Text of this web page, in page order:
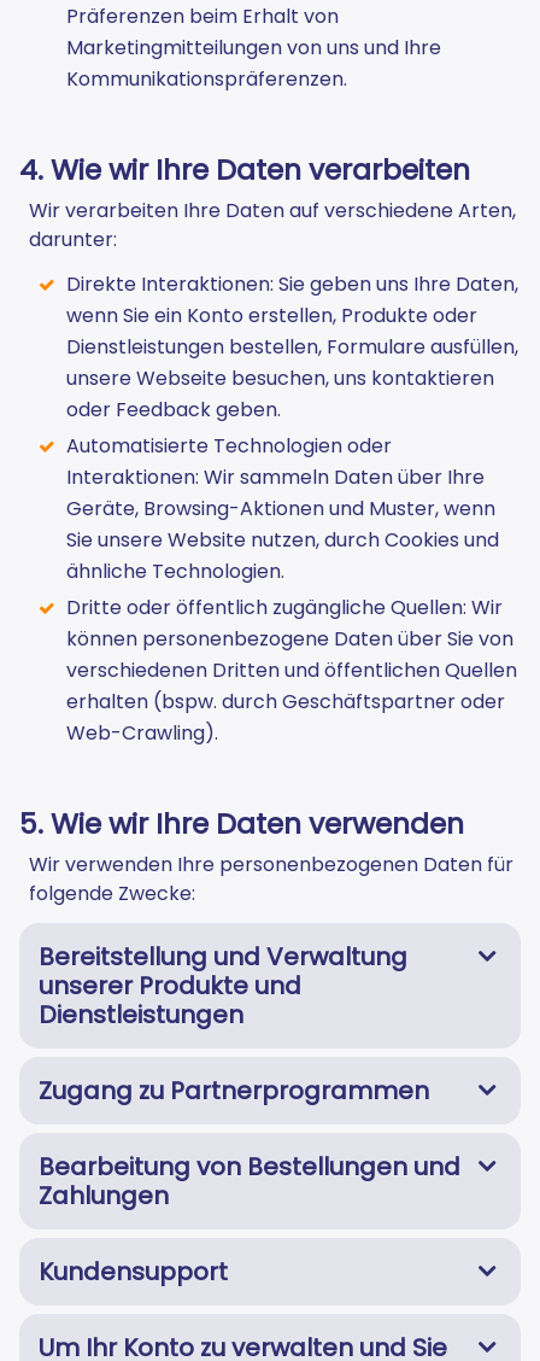
Präferenzen beim Erhalt von
Marketingmitteilungen von uns und Ihre
Kommunikationspräferenzen.
4. Wie wir Ihre Daten verarbeiten
Wir verarbeiten Ihre Daten auf verschiedene Arten,
darunter:
Direkte Interaktionen: Sie geben uns Ihre Daten,
wenn Sie ein Konto erstellen, Produkte oder
Dienstleistungen bestellen, Formulare ausfüllen,
unsere Webseite besuchen, uns kontaktieren
oder Feedback geben.
Automatisierte Technologien oder
Interaktionen: Wir sammeln Daten über Ihre
Geräte, Browsing-Aktionen und Muster, wenn
Sie unsere Website nutzen, durch Cookies und
ähnliche Technologien.
Dritte oder öffentlich zugängliche Quellen: Wir
können personenbezogene Daten über Sie von
verschiedenen Dritten und öffentlichen Quellen
erhalten (bspw. durch Geschäftspartner oder
Web-Crawling).
5. Wie wir Ihre Daten verwenden
Wir verwenden Ihre personenbezogenen Daten für
folgende Zwecke:
Bereitstellung und Verwaltung
unserer Produkte und
Dienstleistungen
Zugang zu Partnerprogrammen
Bearbeitung von Bestellungen und
Zahlungen
Kundensupport
Um Ihr Konto zu verwalten und Sie